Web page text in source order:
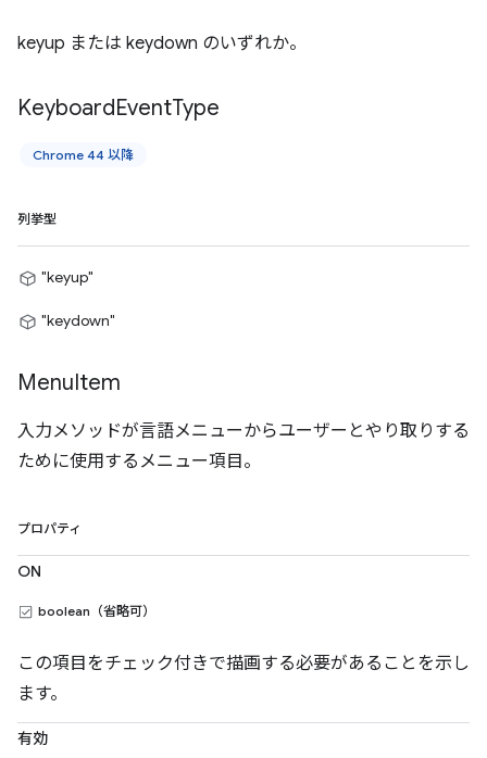
keyup または keydown のいずれか。
KeyboardEventType
Chrome 44 以降
列挙型
"keyup"
"keydown"
MenuItem
入力メソッドが言語メニューからユーザーとやり取りする
ために使用するメニュー項目。
プロパティ
ON
boolean（省略可）
この項目をチェック付きで描画する必要があることを示し
ます。
有効